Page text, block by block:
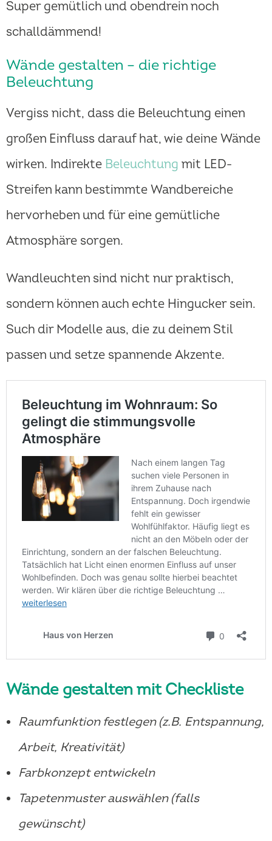
Super gemütlich und obendrein noch
schalldämmend!
Wände gestalten – die richtige
Beleuchtung
Vergiss nicht, dass die Beleuchtung einen
großen Einfluss darauf hat, wie deine Wände
wirken. Indirekte Beleuchtung mit LED-
Streifen kann bestimmte Wandbereiche
hervorheben und für eine gemütliche
Atmosphäre sorgen.
Wandleuchten sind nicht nur praktisch,
sondern können auch echte Hingucker sein.
Such dir Modelle aus, die zu deinem Stil
passen und setze spannende Akzente.
Wände gestalten mit Checkliste
Raumfunktion festlegen (z.B. Entspannung,
Arbeit, Kreativität)
Farbkonzept entwickeln
Tapetenmuster auswählen (falls
gewünscht)